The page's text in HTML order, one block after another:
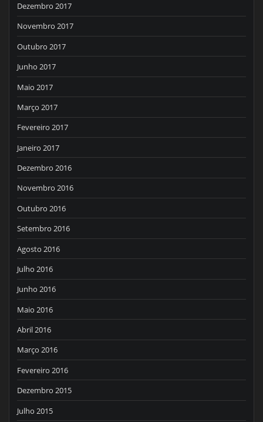
Dezembro 2017
Novembro 2017
Outubro 2017
Junho 2017
Maio 2017
Março 2017
Fevereiro 2017
Janeiro 2017
Dezembro 2016
Novembro 2016
Outubro 2016
Setembro 2016
Agosto 2016
Julho 2016
Junho 2016
Maio 2016
Abril 2016
Março 2016
Fevereiro 2016
Dezembro 2015
Julho 2015